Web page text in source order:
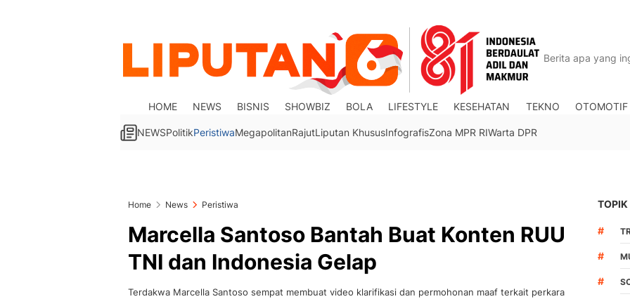
HOME NEWS BISNIS SHOWBIZ BOLA LIFESTYLE KESEHATAN TEKNO OTOMOTIF
NEWSPolitikPeristiwaMegapolitanRajutLiputan KhususInfografisZona MPR RIWarta DPR
Home News Peristiwa
Marcella Santoso Bantah Buat Konten RUU
TNI dan Indonesia Gelap
Terdakwa Marcella Santoso sempat membuat video klarifikasi dan permohonan maaf terkait perkara
TOPIK
#
#
#